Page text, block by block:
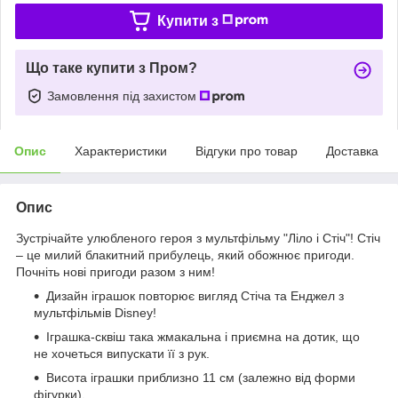
Купити з
Що таке купити з Пром?
Замовлення під захистом
Опис Характеристики Відгуки про товар Доставка
Опис
Зустрічайте улюбленого героя з мультфільму "Ліло і Стіч"! Стіч
– це милий блакитний прибулець, який обожнює пригоди.
Почніть нові пригоди разом з ним!
Дизайн іграшок повторює вигляд Стіча та Енджел з
мультфільмів Disney!
Іграшка-сквіш така жмакальна і приємна на дотик, що
не хочеться випускати її з рук.
Висота іграшки приблизно 11 см (залежно від форми
фігурки).